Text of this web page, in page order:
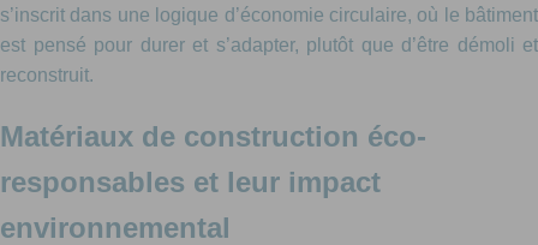
s’inscrit dans une logique d’économie circulaire, où le bâtiment
est pensé pour durer et s’adapter, plutôt que d’être démoli et
reconstruit.
Matériaux de construction éco-
responsables et leur impact
environnemental